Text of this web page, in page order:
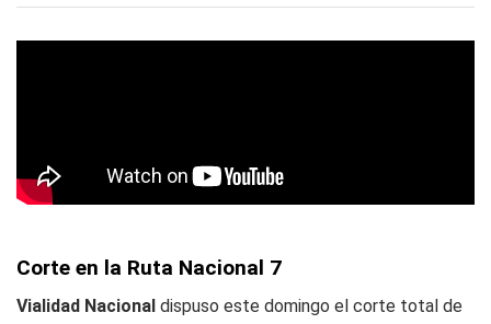
Corte en la Ruta Nacional 7
Vialidad Nacional dispuso este domingo el corte total de